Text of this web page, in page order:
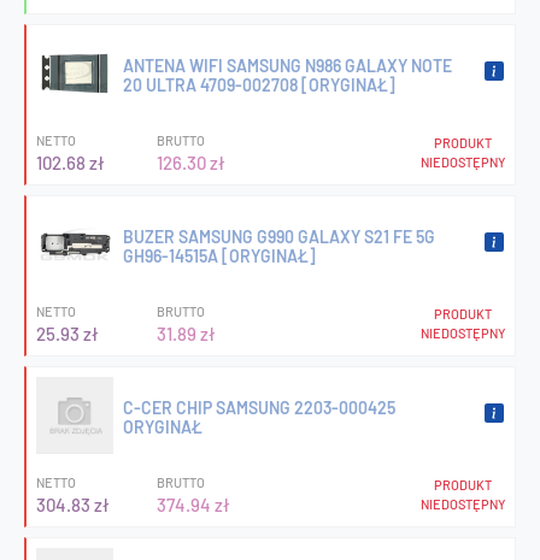
ANTENA WIFI SAMSUNG N986 GALAXY NOTE
20 ULTRA 4709-002708 [ORYGINAŁ]
NETTO
102.68 zł
BRUTTO
126.30 zł
PRODUKT
NIEDOSTĘPNY
BUZER SAMSUNG G990 GALAXY S21 FE 5G
GH96-14515A [ORYGINAŁ]
NETTO
25.93 zł
BRUTTO
31.89 zł
PRODUKT
NIEDOSTĘPNY
C-CER CHIP SAMSUNG 2203-000425
ORYGINAŁ
NETTO
304.83 zł
BRUTTO
374.94 zł
PRODUKT
NIEDOSTĘPNY